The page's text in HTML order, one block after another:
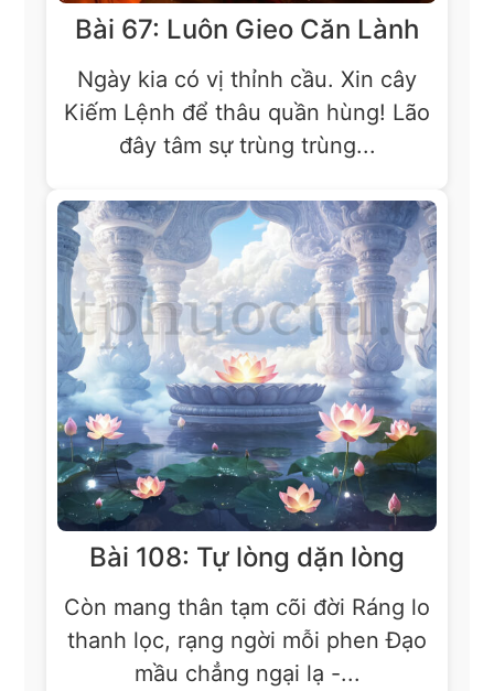
Bài 67: Luôn Gieo Căn Lành
Ngày kia có vị thỉnh cầu. Xin cây
Kiếm Lệnh để thâu quần hùng! Lão
đây tâm sự trùng trùng...
Bài 108: Tự lòng dặn lòng
Còn mang thân tạm cõi đời Ráng lo
thanh lọc, rạng ngời mỗi phen Đạo
mầu chẳng ngại lạ -...